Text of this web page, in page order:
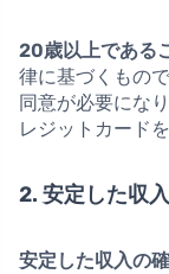
20歳以上である
律に基づくもの
同意が必要にな
レジットカード
2. 安定した収入
安定した収入の